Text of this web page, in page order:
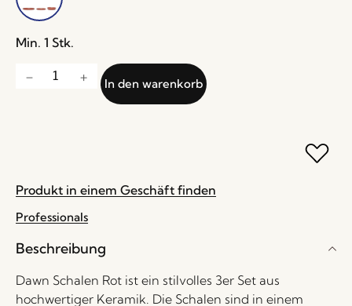
Min. 1 Stk.
In den warenkorb
Produkt in einem Geschäft finden
Professionals
Beschreibung
Dawn Schalen Rot ist ein stilvolles 3er Set aus
hochwertiger Keramik. Die Schalen sind in einem